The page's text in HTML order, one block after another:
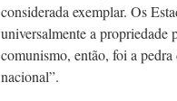
considerada exemplar. Os
universalmente a
comunismo, então, foi a
nacional”.